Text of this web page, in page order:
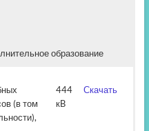
образование
(в том
444
кB
Скачать